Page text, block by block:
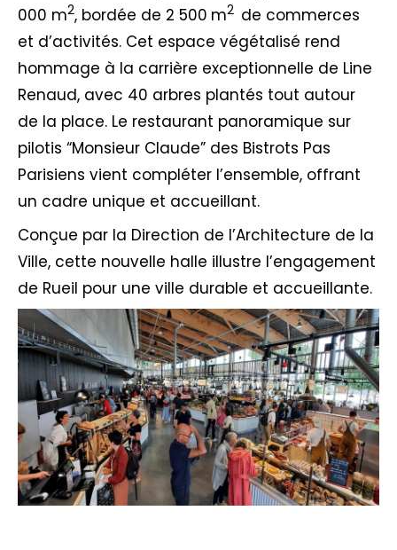
000 m2, bordée de 2 500 m2 de commerces
et d’activités. Cet espace végétalisé rend
hommage à la carrière exceptionnelle de Line
Renaud, avec 40 arbres plantés tout autour
de la place. Le restaurant panoramique sur
pilotis “Monsieur Claude” des Bistrots Pas
Parisiens vient compléter l’ensemble, offrant
un cadre unique et accueillant.
Conçue par la Direction de l’Architecture de la
Ville, cette nouvelle halle illustre l’engagement
de Rueil pour une ville durable et accueillante.